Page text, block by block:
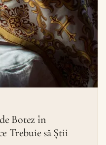
Botez în
Trebuie să Știi